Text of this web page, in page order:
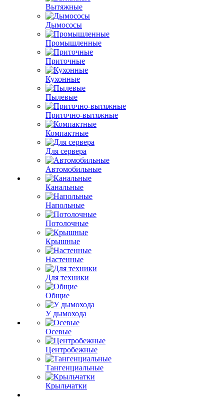
Вытяжные
Дымососы
Промышленные
Приточные
Кухонные
Пылевые
Приточно-вытяжные
Компактные
Для сервера
Автомобильные
Канальные
Напольные
Потолочные
Крышные
Настенные
Для техники
Общие
У дымохода
Осевые
Центробежные
Тангенциальные
Крыльчатки